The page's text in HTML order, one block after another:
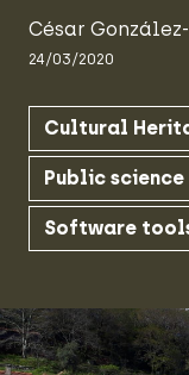
César
24/03/2020
Cultural
Public science
Software